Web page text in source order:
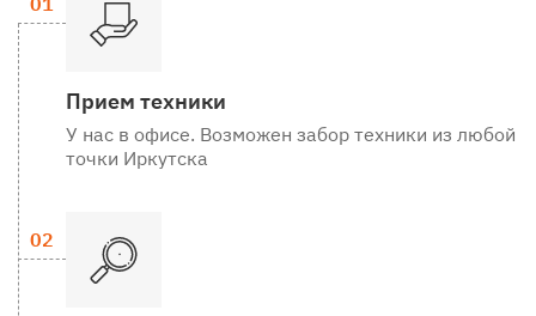
Прием техники
У нас в офисе. Возможен забор техники из любой
точки Иркутска